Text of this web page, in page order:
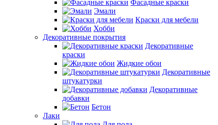
Фасадные краски
Эмали
Краски для мебели
Хобби
Декоративные покрытия
Декоративные
краски
Жидкие обои
Декоративные
штукатурки
Декоративные
добавки
Бетон
Лаки